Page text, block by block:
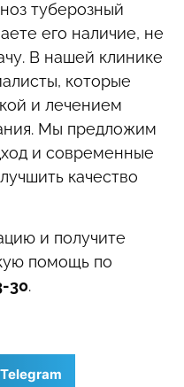
туберозный
его наличие, не
В нашей клинике
которые
и лечением
Мы предложим
и современные
качество
и получите
помощь по
30.
Telegram